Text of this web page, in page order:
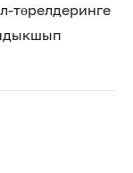
төрелдеринге